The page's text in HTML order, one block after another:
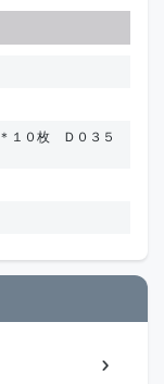
１０枚 Ｄ０３５